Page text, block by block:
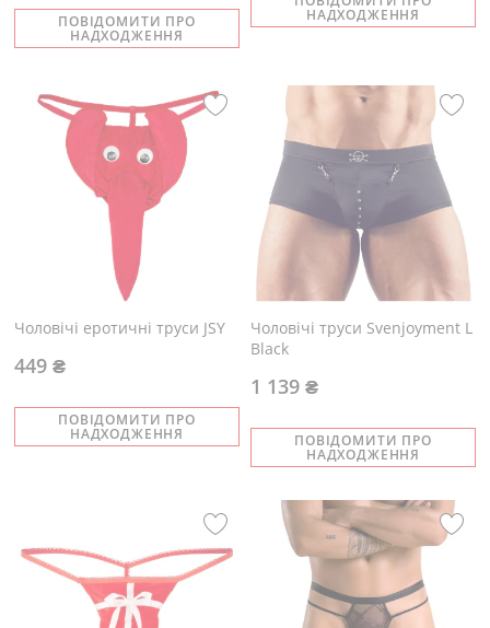
ПОВІДОМИТИ ПРО
НАДХОДЖЕННЯ
НАДХОДЖЕННЯ
Чоловічі еротичні труси JSY
ПОВІДОМИТИ ПРО
НАДХОДЖЕННЯ
449 ₴
Чоловічі труси Svenjoyment L
Black
ПОВІДОМИТИ ПРО
НАДХОДЖЕННЯ
1 139 ₴